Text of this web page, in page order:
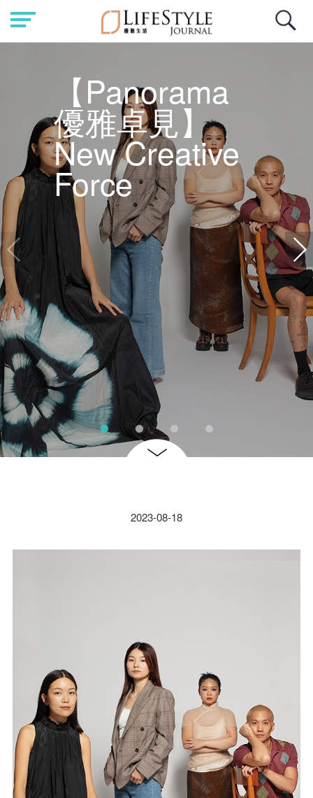
新世代電影導演 祝紫嫣
2023-08-18